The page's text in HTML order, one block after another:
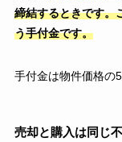
締結するときです。
う手付金です。
手付金は物件価格の
売却と購入は同じ